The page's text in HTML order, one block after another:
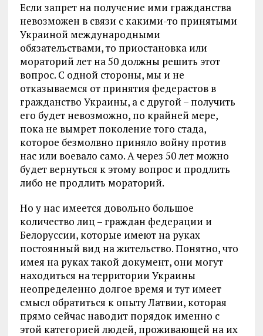
Если запрет на получение ими гражданства
невозможен в связи с какими-то принятыми
Украиной международными
обязательствами, то приостановка или
мораторий лет на 50 должны решить этот
вопрос. С одной стороны, мы и не
отказываемся от принятия федерастов в
гражданство Украины, а с другой – получить
его будет невозможно, по крайней мере,
пока не вымрет поколение того стада,
которое безмолвно приняло войну против
нас или воевало само. А через 50 лет можно
будет вернуться к этому вопрос и продлить
либо не продлить мораторий.
Но у нас имеется довольно большое
количество лиц – граждан федерации и
Белоруссии, которые имеют на руках
постоянный вид на жительство. Понятно, что
имея на руках такой документ, они могут
находиться на территории Украины
неопределенно долгое время и тут имеет
смысл обратиться к опыту Латвии, которая
прямо сейчас наводит порядок именно с
этой категорией людей, проживающей на их